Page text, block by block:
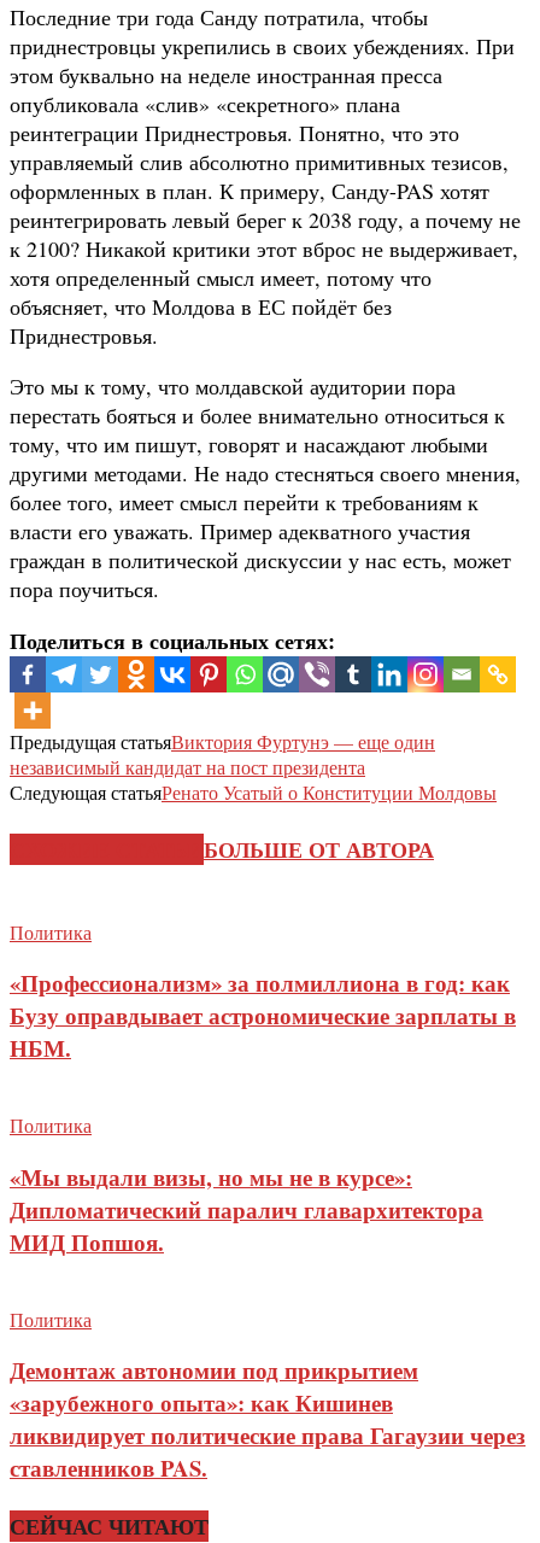
Последние три года Санду потратила, чтобы
приднестровцы укрепились в своих убеждениях. При
этом буквально на неделе иностранная пресса
опубликовала «слив» «секретного» плана
реинтеграции Приднестровья. Понятно, что это
управляемый слив абсолютно примитивных тезисов,
оформленных в план. К примеру, Санду-PAS хотят
реинтегрировать левый берег к 2038 году, а почему не
к 2100? Никакой критики этот вброс не выдерживает,
хотя определенный смысл имеет, потому что
объясняет, что Молдова в ЕС пойдёт без
Приднестровья.
Это мы к тому, что молдавской аудитории пора
перестать бояться и более внимательно относиться к
тому, что им пишут, говорят и насаждают любыми
другими методами. Не надо стесняться своего мнения,
более того, имеет смысл перейти к требованиям к
власти его уважать. Пример адекватного участия
граждан в политической дискуссии у нас есть, может
пора поучиться.
Поделиться в социальных сетях:
Предыдущая статьяВиктория Фуртунэ — еще один
независимый кандидат на пост президента
Следующая статьяРенато Усатый о Конституции Молдовы
БОЛЬШЕ ОТ АВТОРА
Политика
«Профессионализм» за полмиллиона в год: как
Бузу оправдывает астрономические зарплаты в
НБМ.
Политика
«Мы выдали визы, но мы не в курсе»:
Дипломатический паралич главархитектора
МИД Попшоя.
Политика
Демонтаж автономии под прикрытием
«зарубежного опыта»: как Кишинев
ликвидирует политические права Гагаузии через
ставленников PAS.
СЕЙЧАС ЧИТАЮТ